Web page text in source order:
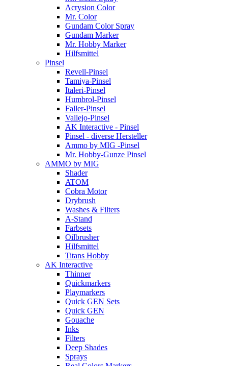
Acrysion Color
Mr. Color
Gundam Color Spray
Gundam Marker
Mr. Hobby Marker
Hilfsmittel
Pinsel
Revell-Pinsel
Tamiya-Pinsel
Italeri-Pinsel
Humbrol-Pinsel
Faller-Pinsel
Vallejo-Pinsel
AK Interactive - Pinsel
Pinsel - diverse Hersteller
Ammo by MIG -Pinsel
Mr. Hobby-Gunze Pinsel
AMMO by MIG
Shader
ATOM
Cobra Motor
Drybrush
Washes & Filters
A-Stand
Farbsets
Oilbrusher
Hilfsmittel
Titans Hobby
AK Interactive
Thinner
Quickmarkers
Playmarkers
Quick GEN Sets
Quick GEN
Gouache
Inks
Filters
Deep Shades
Sprays